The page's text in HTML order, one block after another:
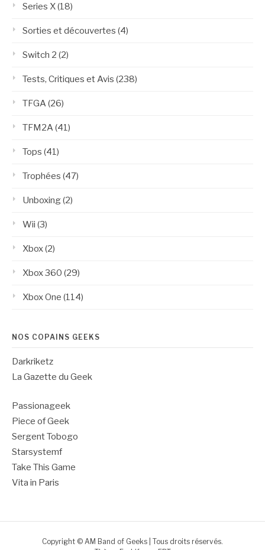
Series X(18)
Sorties et découvertes (4)
Switch 2 (2)
Tests, Critiques et Avis (238)
TFGA(26)
TFM2A(41)
Tops (41)
Trophées (47)
Unboxing(2)
Wii (3)
Xbox(2)
Xbox 360 (29)
Xbox One (114)
NOS COPAINS GEEKS
Darkriketz
La Gazette du Geek
Passionageek
Piece of Geek
Sergent Tobogo
Starsystemf
Take This Game
Vita in Paris
Copyright © AM Band of Geeks | Tous droits réservés.